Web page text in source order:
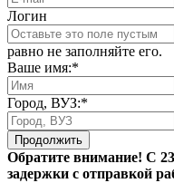
Логин
равно не заполняйте его.
Ваше имя:*
Город, ВУЗ:*
Продолжить
Обратите внимание! С
задержки с отправкой